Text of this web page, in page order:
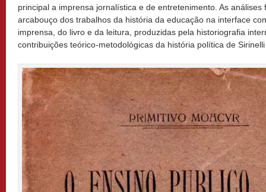
principal a imprensa jornalística e de entretenimento. As análises
arcabouço dos trabalhos da história da educação na interface
imprensa, do livro e da leitura, produzidas pela historiografia
contribuições teórico-metodológicas da história política de